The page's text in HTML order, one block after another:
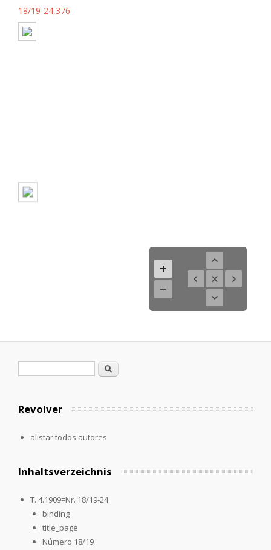
18/19-24,376
Formulario de búsqueda
Buscar
Revolver
alistar todos autores
Inhaltsverzeichnis
T. 4.1909=Nr. 18/19-24
binding
title_page
Número 18/19